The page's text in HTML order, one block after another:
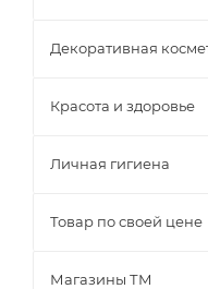
Декоративная
Красота и здоровье
Личная гигиена
Товар по своей цене
Магазины ТМ